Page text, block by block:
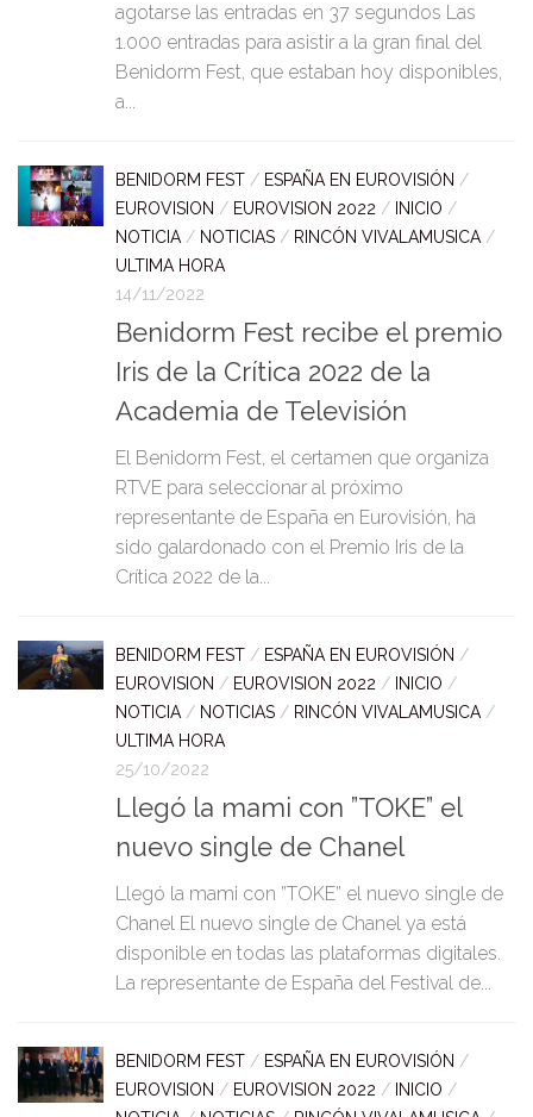
agotarse las entradas en 37 segundos Las
1.000 entradas para asistir a la gran final del
Benidorm Fest, que estaban hoy disponibles,
a...
BENIDORM FEST / ESPAÑA EN EUROVISIÓN /
EUROVISION / EUROVISION 2022 / INICIO /
NOTICIA / NOTICIAS / RINCÓN VIVALAMUSICA /
ULTIMA HORA
14/11/2022
Benidorm Fest recibe el premio
Iris de la Crítica 2022 de la
Academia de Televisión
El Benidorm Fest, el certamen que organiza
RTVE para seleccionar al próximo
representante de España en Eurovisión, ha
sido galardonado con el Premio Iris de la
Crítica 2022 de la...
BENIDORM FEST / ESPAÑA EN EUROVISIÓN /
EUROVISION / EUROVISION 2022 / INICIO /
NOTICIA / NOTICIAS / RINCÓN VIVALAMUSICA /
ULTIMA HORA
25/10/2022
Llegó la mami con ”TOKE” el
nuevo single de Chanel
Llegó la mami con ”TOKE” el nuevo single de
Chanel El nuevo single de Chanel ya está
disponible en todas las plataformas digitales.
La representante de España del Festival de...
BENIDORM FEST / ESPAÑA EN EUROVISIÓN /
EUROVISION / EUROVISION 2022 / INICIO /